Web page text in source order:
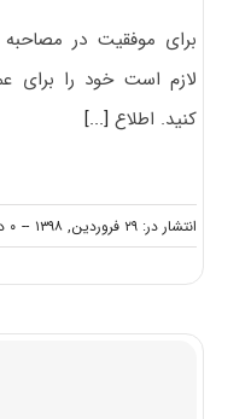
برای موفقیت در
لازم است خود را برای
کنید. اطلاع[...]
انتشار در: ۲۹ فروردین, ۱۳۹۸ -- ۰ دیدگاه